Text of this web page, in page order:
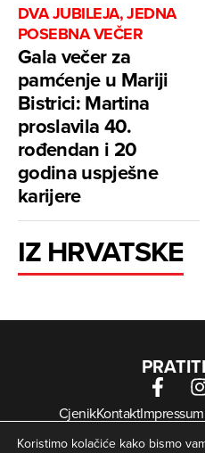
DVA JUBILEJA, JEDNA
POSEBNA VEČER
Gala večer za
pamćenje u Mariji
Bistrici: Martina
proslavila 40.
rođendan i 20
godina uspješne
karijere
IZ HRVATSKE
CjenikKontaktImpressum
Arhiva digitalnih novina
Koristimo kolačiće kako bismo